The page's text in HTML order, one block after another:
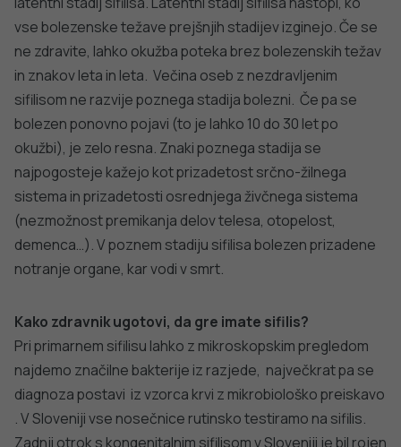
javno
zdravje
Tedensko spremljanje respiratornega
sincicijskega virusa (RSV)
PODROBNO
Stopite v stik z nami
vprašanje!
POŠLJI VPRAŠANJE